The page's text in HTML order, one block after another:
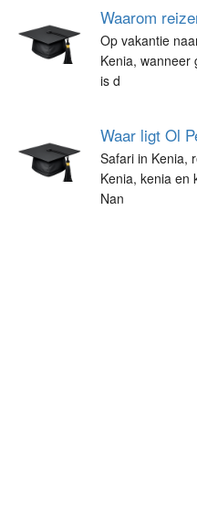
Waarom
Op vakantie
Kenia, wanneer
is d
Waar ligt Ol
Safari in Kenia,
Kenia, kenia en
Nan